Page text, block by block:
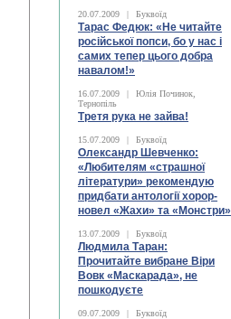
20.07.2009 | Буквоїд
Тарас Федюк: «Не читайте
російської попси, бо у нас і
самих тепер цього добра
навалом!»
16.07.2009 |
Юлія Починок,
Тернопіль
Третя рука не зайва!
15.07.2009 | Буквоїд
Олександр Шевченко:
«Любителям «страшної
літератури» рекомендую
придбати антології хорор-
новел «Жахи» та «Монстри»
13.07.2009 | Буквоїд
Людмила Таран:
Прочитайте вибране Віри
Вовк «Маскарада», не
пошкодуєте
09.07.2009 | Буквоїд